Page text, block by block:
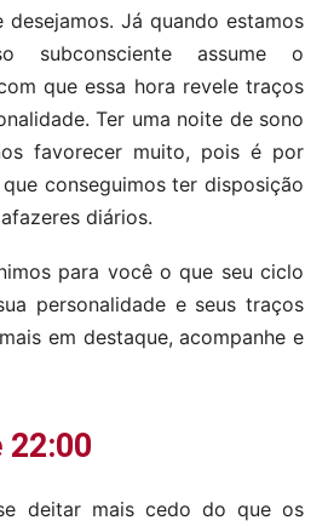
desejamos. Já quando estamos
subconsciente assume o
que essa hora revele traços
Ter uma noite de sono
favorecer muito, pois é por
conseguimos ter disposição
diários.
para você o que seu ciclo
personalidade e seus traços
em destaque, acompanhe e
22:00
deitar mais cedo do que os